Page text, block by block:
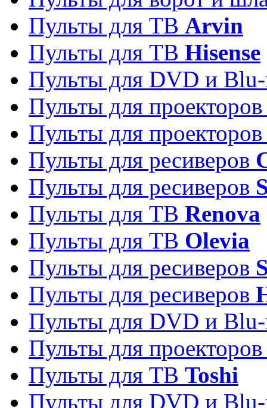
Пульты для ТВ Arvin
Пульты для ТВ Hisense
Пульты для DVD и
Пульты для
Пульты для
Пульты для ресиверов
Пульты для ресиверов
Пульты для ТВ Renova
Пульты для ТВ Olevia
Пульты для ресиверов
Пульты для ресиверов
Пульты для DVD и
Пульты для
Пульты для ТВ Toshi
Пульты для DVD и